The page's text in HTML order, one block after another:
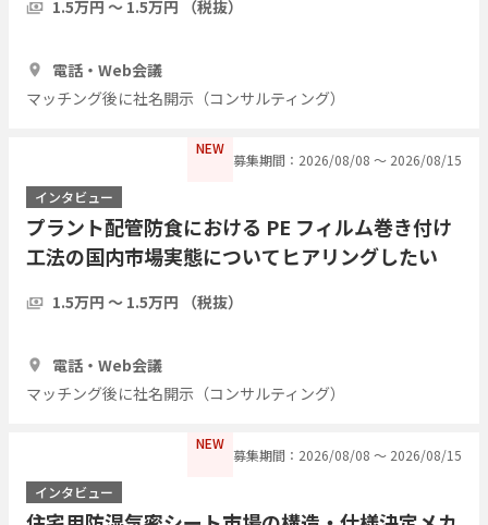
1.5万円 〜 1.5万円 （税抜）
電話・Web会議
マッチング後に社名開示（コンサルティング）
NEW
募集期間：2026/08/08 〜 2026/08/15
インタビュー
プラント配管防食における PE フィルム巻き付け
工法の国内市場実態についてヒアリングしたい
1.5万円 〜 1.5万円 （税抜）
電話・Web会議
マッチング後に社名開示（コンサルティング）
NEW
募集期間：2026/08/08 〜 2026/08/15
インタビュー